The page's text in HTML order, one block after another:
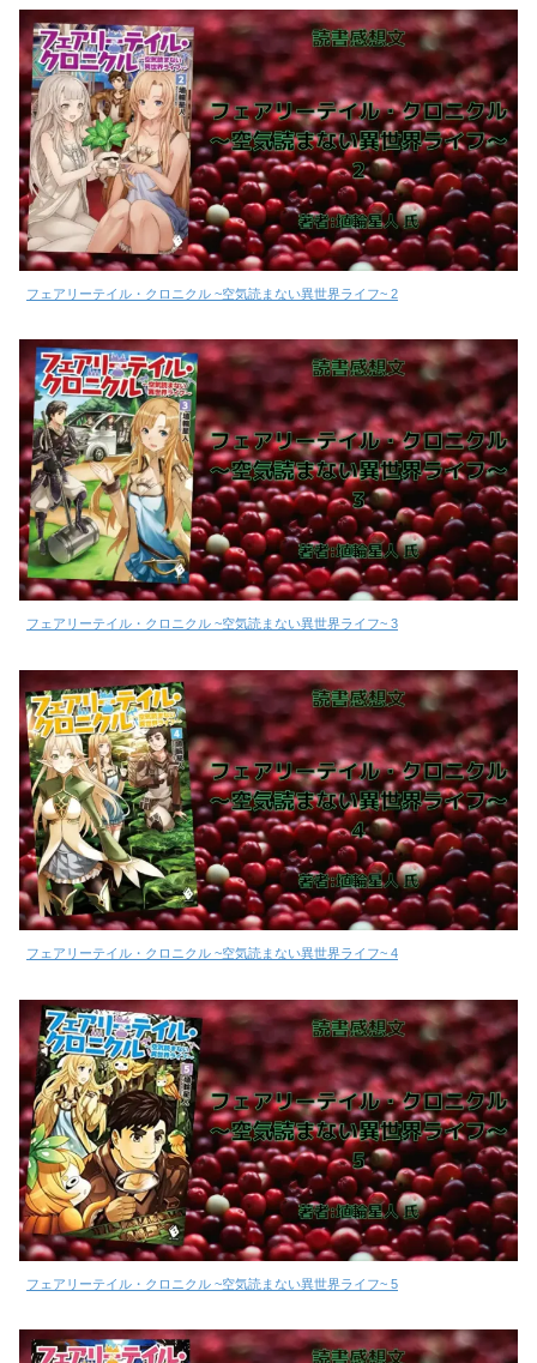
フェアリーテイル・クロニクル ~空気読まない異世界ライフ~ 2
フェアリーテイル・クロニクル ~空気読まない異世界ライフ~ 3
フェアリーテイル・クロニクル ~空気読まない異世界ライフ~ 4
フェアリーテイル・クロニクル ~空気読まない異世界ライフ~ 5